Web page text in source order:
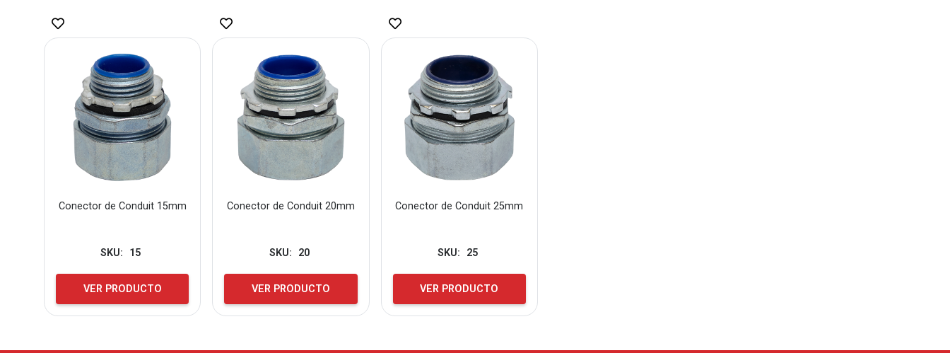
Conector de Conduit 15mm
SKU: 15
VER PRODUCTO
Conector de Conduit 20mm
SKU: 20
VER PRODUCTO
Conector de Conduit 25mm
SKU: 25
VER PRODUCTO